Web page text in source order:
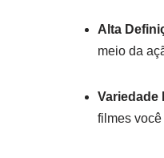
Alta
meio da
Variedade
filmes você